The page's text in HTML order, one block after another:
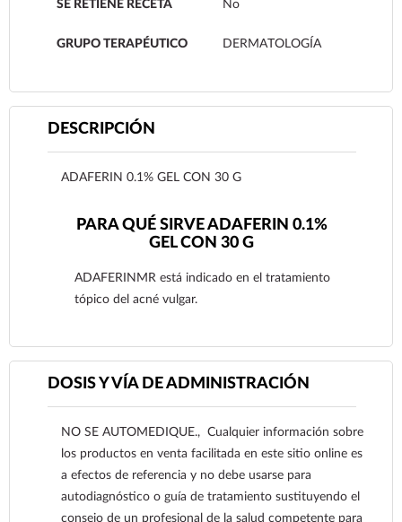
SE RETIENE RECETA No
GRUPO TERAPÉUTICO DERMATOLOGÍA
DESCRIPCIÓN
ADAFERIN 0.1% GEL CON 30 G
PARA QUÉ SIRVE ADAFERIN 0.1%
GEL CON 30 G
ADAFERINMR está indicado en el tratamiento
tópico del acné vulgar.
Ver más
DOSIS Y VÍA DE ADMINISTRACIÓN
NO SE AUTOMEDIQUE., Cualquier información sobre
los productos en venta facilitada en este sitio online es
a efectos de referencia y no debe usarse para
autodiagnóstico o guía de tratamiento sustituyendo el
consejo de un profesional de la salud competente para